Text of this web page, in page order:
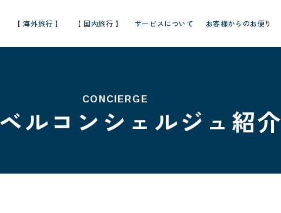
【 海外旅行 】 【 国内旅行 】 サービスについて お客様からのお便り
CONCIERGE
ルコンシェルジュ紹介